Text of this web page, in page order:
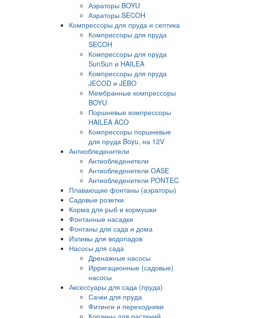
Аэраторы BOYU
Аэраторы SECOH
Компрессоры для пруда и септика
Компрессоры для пруда
SECOH
Компрессоры для пруда
SunSun и HAILEA
Компрессоры для пруда
JECOD и JEBO
Мембранные компрессоры
BOYU
Поршневые компрессоры
HAILEA ACO
Компрессоры поршневые
для пруда Boyu, на 12V
Антиобледенители
Антиобледенители
Антиобледенители OASE
Антиобледенители PONTEC
Плавающие фонтаны (аэраторы)
Садовые розетки
Корма для рыб и кормушки
Фонтанные насадки
Фонтаны для сада и дома
Изливы для водопадов
Насосы для сада
Дренажные насосы
Ирригационные (садовые)
насосы
Аксессуары для сада (пруда)
Сачки для пруда
Фитинги и переходники
Корзины для растений